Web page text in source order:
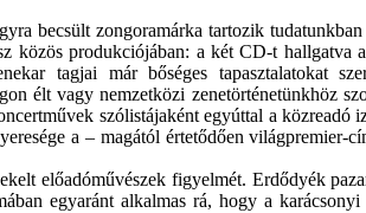
becsült zongoramárka tartozik
közös produkciójában: a két CD-t hallgatva
tagjai már bőséges tapasztalatokat
élt vagy nemzetközi zenetörténetünkhöz
szólistájaként egyúttal a közreadó
a – magától értetődően világpremier-
előadóművészek figyelmét. Erdődyék
egyaránt alkalmas rá, hogy a